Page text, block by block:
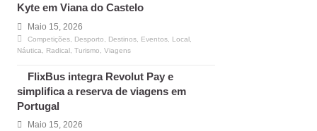
Kyte em Viana do Castelo
Maio 15, 2026
Competições Desporto Destinos Eventos Local
Náutica
Radical Turismo Viagens
FlixBus integra Revolut Pay e
simplifica a reserva de viagens em
Portugal
Maio 15, 2026